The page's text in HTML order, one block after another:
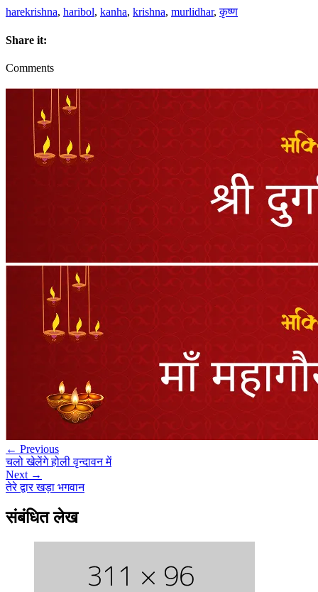
harekrishna, haribol, kanha, krishna, murlidhar,कृष्ण
Share it:
Comments
← Previous
चलो खेलेंगे होली वृन्दावन में
Next →
तेरे द्वार खड़ा भगवान
संबंधित लेख